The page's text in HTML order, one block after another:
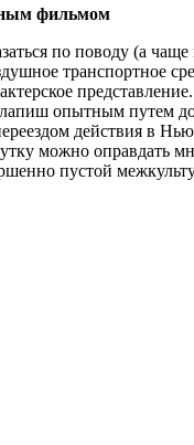
фильмом
по поводу (а
транспортное
опытным путем
переездом
можно
пустой